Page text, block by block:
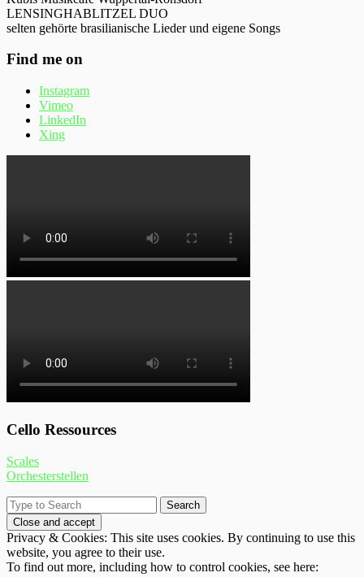
LENSINGHABLITZEL DUO
selten gehörte brasilianische Lieder und eigene Songs
Find me on
Instagram
Vimeo
LinkedIn
Xing
Cello Ressources
Scales
Orchesterstellen
Privacy & Cookies: This site uses cookies. By continuing to use this
website, you agree to their use.
To find out more, including how to control cookies, see here: